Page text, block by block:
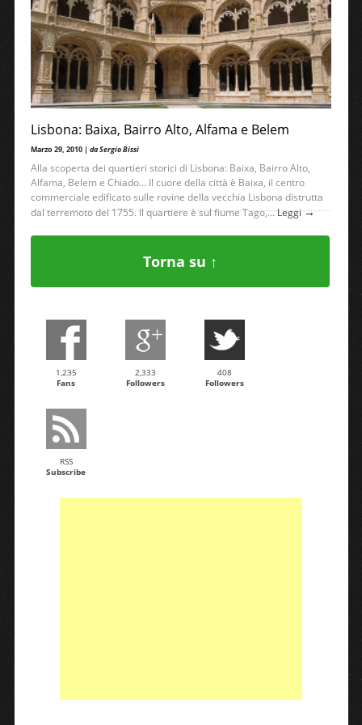
Lisbona: Baixa, Bairro Alto, Alfama e Belem
Marzo 29, 2010 | da Sergio Bissi
Alla scoperta dei quartieri storici di Lisbona: Baixa, Bairro Alto,
Alfama, Belem e Chiado… Il cuore della città è Baixa, il centro
commerciale edificato sulle rovine della vecchia Lisbona distrutta
dal terremoto del 1755. Il quartiere è sul fiume Tago,...Leggi→
Torna su ↑
1,235
Fans
2,333
Followers
408
Followers
RSS
Subscribe